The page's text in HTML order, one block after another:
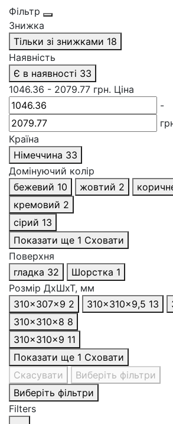
Фільтр
Знижка
Тільки зі знижками 18
Наявність
Є в наявності 33
1046.36 - 2079.77 грн. Ціна
-
Країна
Німеччина 33
Домінуючий колір
бежевий 10 жовтий 2
кремовий 2
сірий 13
Показати ще 1 Сховати
Поверхня
гладка 32 Шорстка 1
Розмір ДхШхТ, мм
310x307x9 2 310x310x9,5 13
310×310×8 8
310×310×9 11
Показати ще 1 Сховати
Скасувати
Виберіть фільтри
Виберіть фільтри
Filters